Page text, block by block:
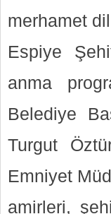
merhamet
Espiye
anma
Belediye
Turgut
Emniyet
amirleri,